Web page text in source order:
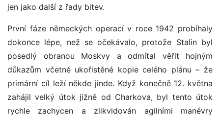
jen jako další z řady bitev.
První fáze německých operací v roce 1942 probíhaly
dokonce lépe, než se očekávalo, protože Stalin byl
posedlý obranou Moskvy a odmítal věřit hojným
důkazům včetně ukořistěné kopie celého plánu – že
primární cíl leží někde jinde. Když konečně 12. května
zahájil velký útok jižně od Charkova, byl tento útok
rychle zachycen a zlikvidován agilními manévry